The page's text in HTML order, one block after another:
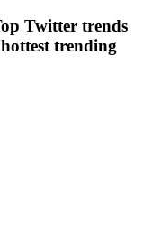
Twitter trends
trending